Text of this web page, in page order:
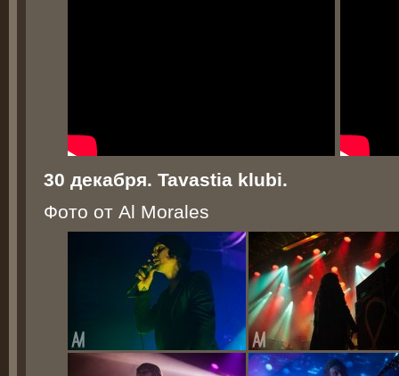
30 декабря. Tavastia klubi.
Фото от Al Morales